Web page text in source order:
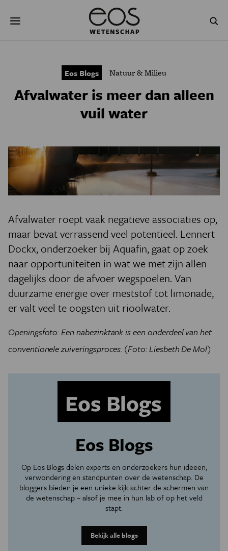
naar
GEZONDHEID
NATUURWETENSCHAPPEN
PODCAST AGENDA
JONGE UITDAGERS
Eos Blogs Natuur & Milieu
Afvalwater is meer dan alleen
vuil water
Afvalwater roept vaak negatieve associaties op,
maar bevat verrassend veel potentieel. Lennert
Dockx, onderzoeker bij Aquafin, gaat op zoek
naar opportuniteiten in wat we met zijn allen
dagelijks door de afvoer wegspoelen. Van
duurzame energie over meststof tot limonade,
er valt veel te oogsten uit rioolwater.
Openingsfoto: Een nabezinktank is een onderdeel van het
conventionele zuiveringsproces. (Foto: Liesbeth De Mol)
Eos Blogs
Op Eos Blogs delen experts en onderzoekers hun ideeën,
verwondering en standpunten over de wetenschap. De
bloggers bieden je een unieke kijk achter de schermen van
de wetenschap – alsof je mee in hun lab of op het veld
stapt.
Bekijk alle blogs